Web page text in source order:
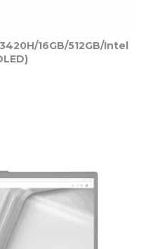
16GB/512GB/Intel